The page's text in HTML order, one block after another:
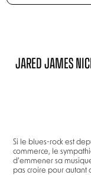
JARED JAMES
Si le blues-rock est
commerce, le
d’emmener sa
pas croire pour autant